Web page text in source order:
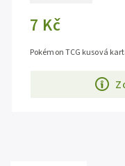
7 Kč
Pokémon TCG kusová